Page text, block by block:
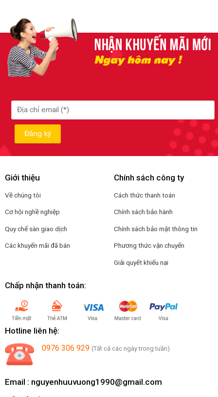
Giới thiệu
Về chúng tôi
Cơ hội nghề nghiệp
Quy chế sàn giao dịch
Các khuyến mãi đã bán
Chính sách công ty
Cách thức thanh toán
Chính sách bảo hành
Chính sách bảo mật thông tin
Phương thức vận chuyển
Giải quyết khiếu nại
Chấp nhận thanh toán:
Hotline liên hệ:
0976 306 929 (Tất cả các ngày trong tuần)
Email : nguyenhuuvuong1990@gmail.com